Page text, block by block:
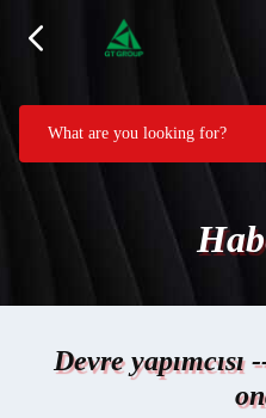
Devre